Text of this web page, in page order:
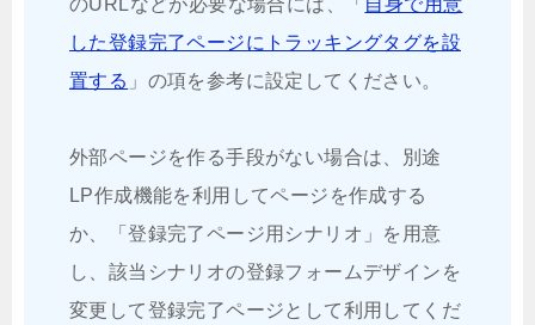
のURLなどが必要な場合には、「 自身で用意
した登録完了ページにトラッキングタグを設
置する 」の項を参考に設定してください。
外部ページを作る手段がない場合は、別途
LP作成機能を利用してページを作成する
か、「登録完了ページ用シナリオ」を用意
し、該当シナリオの登録フォームデザインを
変更して登録完了ページとして利用してくだ